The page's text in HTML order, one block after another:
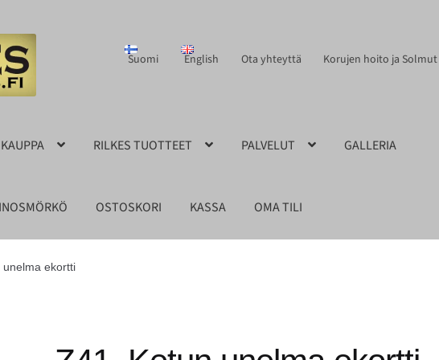
Suomi English Ota yhteyttä Korujen hoito ja Solmut
RILKES TUOTTEET PALVELUT GALLERIA
OSTOSKORI KASSA OMA TILI
ekortti